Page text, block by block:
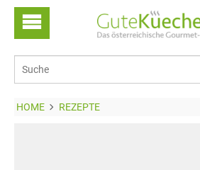
HOME REZEPTE